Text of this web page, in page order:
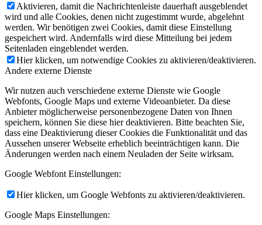
Aktivieren, damit die Nachrichtenleiste dauerhaft ausgeblendet
wird und alle Cookies, denen nicht zugestimmt wurde, abgelehnt
werden. Wir benötigen zwei Cookies, damit diese Einstellung
gespeichert wird. Andernfalls wird diese Mitteilung bei jedem
Seitenladen eingeblendet werden.
Hier klicken, um notwendige Cookies zu aktivieren/deaktivieren.
Andere externe Dienste
Wir nutzen auch verschiedene externe Dienste wie Google
Webfonts, Google Maps und externe Videoanbieter. Da diese
Anbieter möglicherweise personenbezogene Daten von Ihnen
speichern, können Sie diese hier deaktivieren. Bitte beachten Sie,
dass eine Deaktivierung dieser Cookies die Funktionalität und das
Aussehen unserer Webseite erheblich beeinträchtigen kann. Die
Änderungen werden nach einem Neuladen der Seite wirksam.
Google Webfont Einstellungen:
Hier klicken, um Google Webfonts zu aktivieren/deaktivieren.
Google Maps Einstellungen: